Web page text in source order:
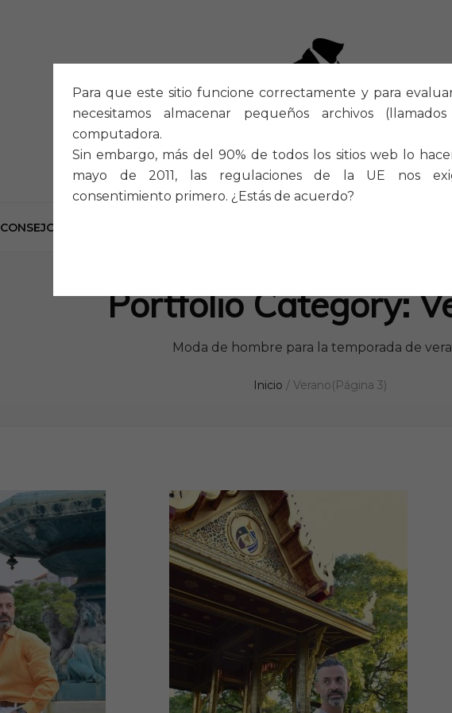
Para que este sitio funcione correctamente y para
necesitamos almacenar pequeños archivos
computadora.
Sin embargo, más del 90% de todos los sitios web lo
mayo de 2011, las regulaciones de la UE nos
consentimiento primero. ¿Estás de acuerdo?
CONSEJOS
Portfolio Category:
Moda de hombre para la temporada de
Inicio / Verano(Página 3)